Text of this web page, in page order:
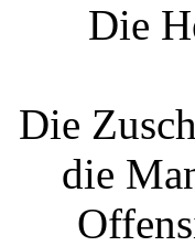
Die
Die
die